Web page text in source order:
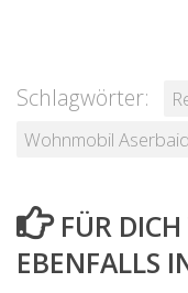
Schlagwörter:
Wohnmobil
FÜR
EBENFALLS